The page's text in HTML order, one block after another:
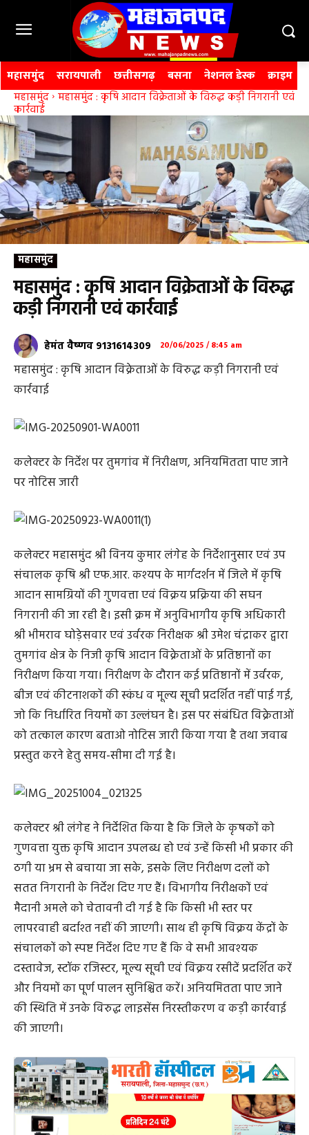
महासमुंद सरायपाली छत्तीसगढ़ बसना नेशनल डेस्क क्राइम
महासमुंद महासमुंद : कृषि आदान विक्रेताओं के विरुद्ध कड़ी निगरानी एवं
कार्रवाई
महासमुंद
महासमुंद : कृषि आदान विक्रेताओं के विरुद्ध
कड़ी निगरानी एवं कार्रवाई
हेमंत वैष्णव 9131614309 20/06/2025 / 8:45 am
महासमुंद : कृषि आदान विक्रेताओं के विरुद्ध कड़ी निगरानी एवं
कार्रवाई
कलेक्टर के निर्देश पर तुमगांव में निरीक्षण, अनियमितता पाए जाने
पर नोटिस जारी
कलेक्टर महासमुंद श्री विनय कुमार लंगेह के निर्देशानुसार एवं उप
संचालक कृषि श्री एफ.आर. कश्यप के मार्गदर्शन में जिले में कृषि
आदान सामग्रियों की गुणवत्ता एवं विक्रय प्रक्रिया की सघन
निगरानी की जा रही है। इसी क्रम में अनुविभागीय कृषि अधिकारी
श्री भीमराव घोड़ेसवार एवं उर्वरक निरीक्षक श्री उमेश चंद्राकर द्वारा
तुमगांव क्षेत्र के निजी कृषि आदान विक्रेताओं के प्रतिष्ठानों का
निरीक्षण किया गया। निरीक्षण के दौरान कई प्रतिष्ठानों में उर्वरक,
बीज एवं कीटनाशकों की स्कंध व मूल्य सूची प्रदर्शित नहीं पाई गई,
जो कि निर्धारित नियमों का उल्लंघन है। इस पर संबंधित विक्रेताओं
को तत्काल कारण बताओ नोटिस जारी किया गया है तथा जवाब
प्रस्तुत करने हेतु समय-सीमा दी गई है।
कलेक्टर श्री लंगेह ने निर्देशित किया है कि जिले के कृषकों को
गुणवत्ता युक्त कृषि आदान उपलब्ध हो एवं उन्हें किसी भी प्रकार की
ठगी या भ्रम से बचाया जा सके, इसके लिए निरीक्षण दलों को
सतत निगरानी के निर्देश दिए गए हैं। विभागीय निरीक्षकों एवं
मैदानी अमले को चेतावनी दी गई है कि किसी भी स्तर पर
लापरवाही बर्दाश्त नहीं की जाएगी। साथ ही कृषि विक्रय केंद्रों के
संचालकों को स्पष्ट निर्देश दिए गए हैं कि वे सभी आवश्यक
दस्तावेज, स्टॉक रजिस्टर, मूल्य सूची एवं विक्रय रसीदें प्रदर्शित करें
और नियमों का पूर्ण पालन सुनिश्चित करें। अनियमितता पाए जाने
की स्थिति में उनके विरुद्ध लाइसेंस निरस्तीकरण व कड़ी कार्रवाई
की जाएगी।